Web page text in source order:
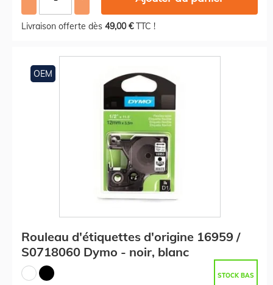
Livraison offerte dès 49,00 €TTC !
OEM
Rouleau d'étiquettes d'origine 16959 /
S0718060 Dymo - noir, blanc
STOCK BAS